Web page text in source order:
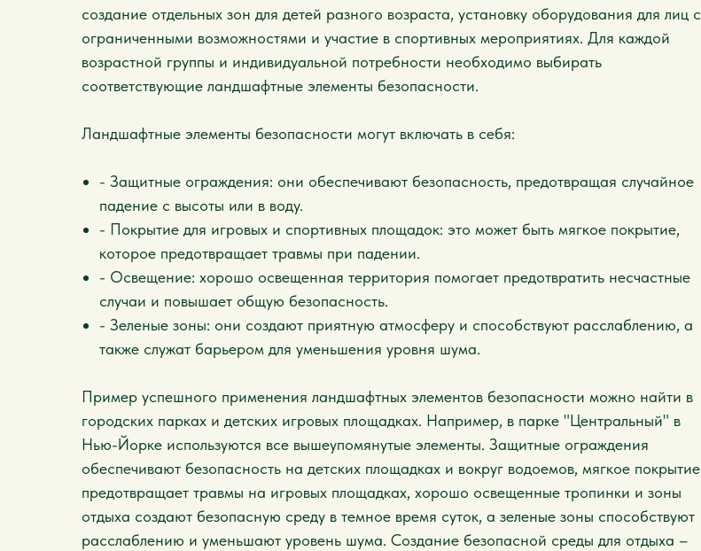
создание отдельных зон для детей разного возраста, установку оборудования для лиц с
ограниченными возможностями и участие в спортивных мероприятиях. Для каждой
возрастной группы и индивидуальной потребности необходимо выбирать
соответствующие ландшафтные элементы безопасности.
Ландшафтные элементы безопасности могут включать в себя:
- Защитные ограждения: они обеспечивают безопасность, предотвращая случайное
падение с высоты или в воду.
- Покрытие для игровых и спортивных площадок: это может быть мягкое покрытие,
которое предотвращает травмы при падении.
- Освещение: хорошо освещенная территория помогает предотвратить несчастные
случаи и повышает общую безопасность.
- Зеленые зоны: они создают приятную атмосферу и способствуют расслаблению, а
также служат барьером для уменьшения уровня шума.
Пример успешного применения ландшафтных элементов безопасности можно найти в
городских парках и детских игровых площадках. Например, в парке "Центральный" в
Нью-Йорке используются все вышеупомянутые элементы. Защитные ограждения
обеспечивают безопасность на детских площадках и вокруг водоемов, мягкое покрытие
предотвращает травмы на игровых площадках, хорошо освещенные тропинки и зоны
отдыха создают безопасную среду в темное время суток, а зеленые зоны способствуют
расслаблению и уменьшают уровень шума. Создание безопасной среды для отдыха –